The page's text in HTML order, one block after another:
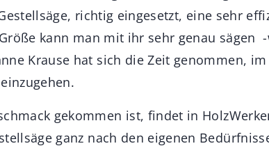
richtig eingesetzt, eine sehr
kann man mit ihr sehr genau sägen
Krause hat sich die Zeit genommen,
gekommen ist, findet in
ganz nach den eigenen